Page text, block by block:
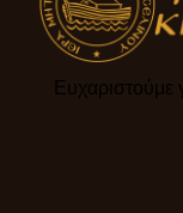
Ευχαριστούμε